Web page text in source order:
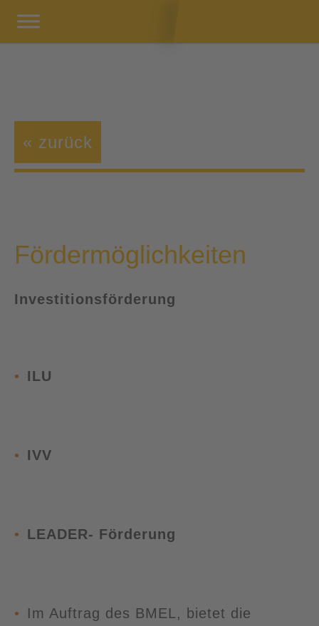
« zurück
Fördermöglichkeiten
Investitionsförderung
ILU
IVV
LEADER- Förderung
Im Auftrag des BMEL, bietet die